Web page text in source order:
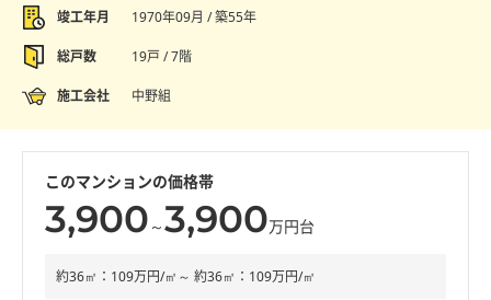
竣工年月 1970年09月 / 築55年
総戸数 19戸 / 7階
施工会社 中野組
このマンションの価格帯
3,900 ～3,900万円台
約36㎡：109万円/㎡～ 約36㎡：109万円/㎡